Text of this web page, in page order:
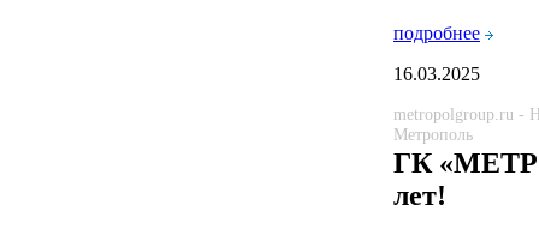
подробнее
16.03.2025
metropolgroup.ru -
Метрополь
ГК
лет!